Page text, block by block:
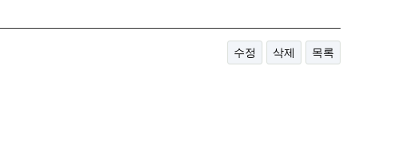
수정 삭제 목록